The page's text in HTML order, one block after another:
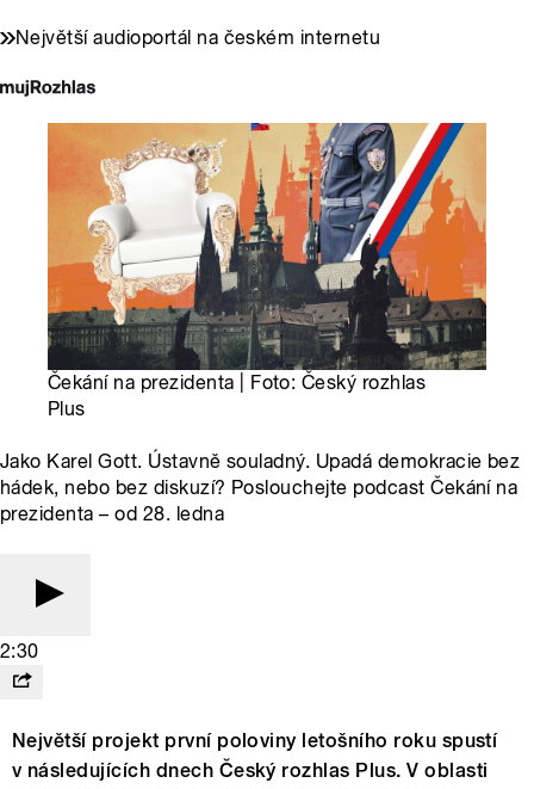
Největší audioportál na českém internetu
Čekání na prezidenta | Foto: Český rozhlas
Plus
Jako Karel Gott. Ústavně souladný. Upadá demokracie bez
hádek, nebo bez diskuzí? Poslouchejte podcast Čekání na
prezidenta – od 28. ledna
2:30
Největší projekt první poloviny letošního roku spustí
v následujících dnech Český rozhlas Plus. V oblasti